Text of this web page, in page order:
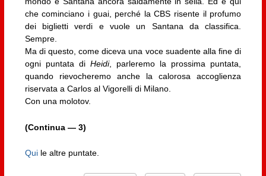
che cominciano i guai, perché la CBS risente il profumo
dei biglietti verdi e vuole un Santana da classifica.
Sempre.
Ma di questo, come diceva una voce suadente alla fine di
ogni puntata di Heidi, parleremo la prossima puntata,
quando rievocheremo anche la calorosa accoglienza
riservata a Carlos al Vigorelli di Milano.
Con una molotov.
(Continua — 3)
Qui le altre puntate.